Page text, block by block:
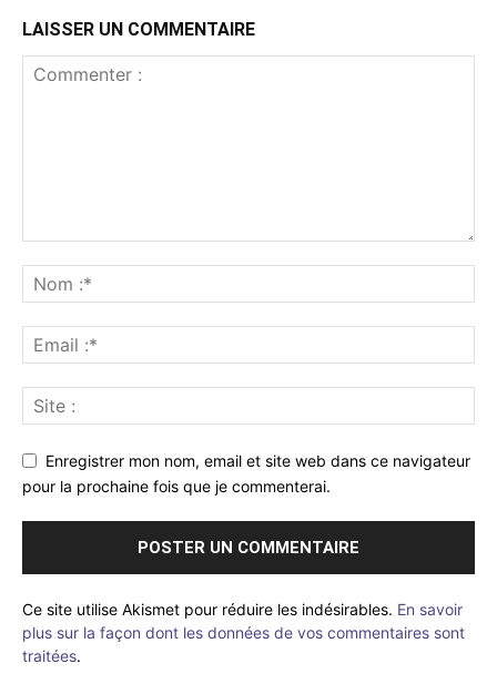
LAISSER UN COMMENTAIRE
Enregistrer mon nom, email et site web dans ce navigateur
pour la prochaine fois que je commenterai.
Ce site utilise Akismet pour réduire les indésirables. En savoir
plus sur la façon dont les données de vos commentaires sont
traitées.